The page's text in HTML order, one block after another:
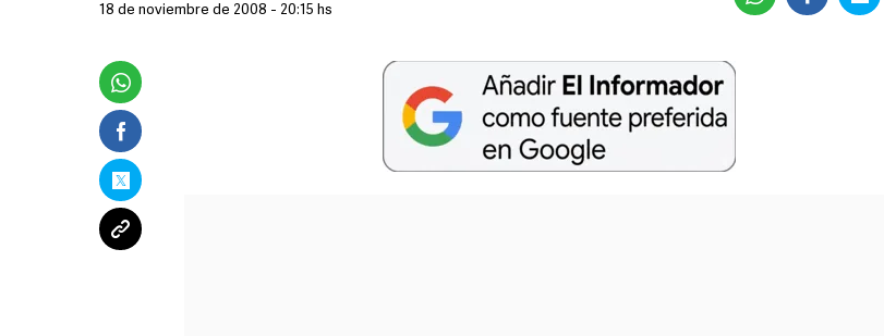
18 de noviembre de 2008 - 20:15 hs